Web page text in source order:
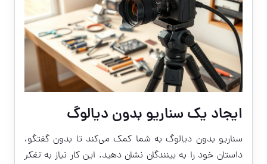
ایجاد یک سناریو بدون دیالوگ
سناریو بدون دیالوگ به شما کمک می‌کند تا بدون گفتگو،
داستان خود را به بینندگان نشان دهید. این کار نیاز بهتفکر